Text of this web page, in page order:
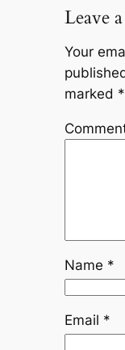
Leave
Your
marked *
Name *
Email *